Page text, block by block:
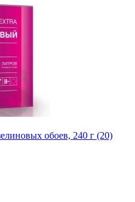
обоев, 240 г (20)